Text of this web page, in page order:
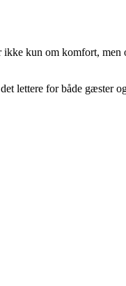
kun om komfort,
lettere for både gæster